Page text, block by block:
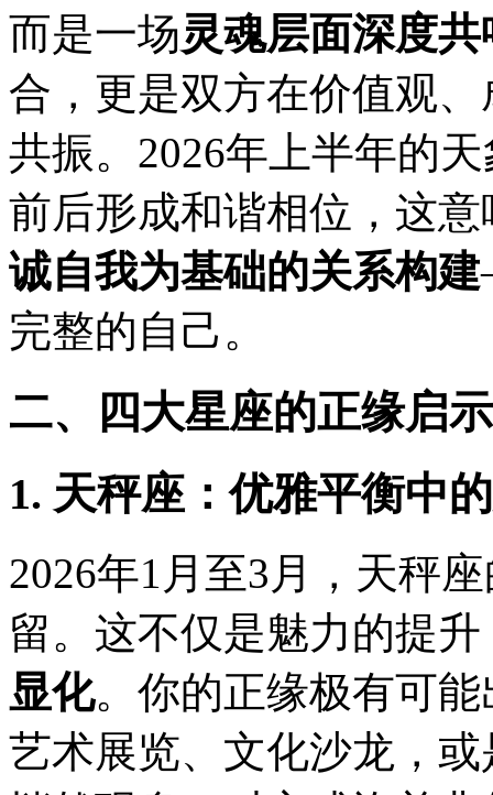
而是一场灵魂层面深度
合，更是双方在价值观
共振。2026年上半年的
前后形成和谐相位，这
诚自我为基础的关系构建
完整的自己。
二、四大星座的正缘启
1. 天秤座：优雅平衡中
2026年1月至3月，天秤
留。这不仅是魅力的提
显化。你的正缘极有可
艺术展览、文化沙龙，